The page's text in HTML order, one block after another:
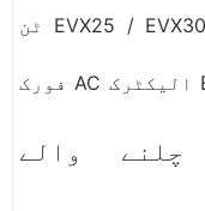
EVX25 / EVX30 / EVX35: 2.5 / 3.0 / 3.5 ٹن
EVX15 / EVX20: 1.5T / 2Ton الیکٹرک AC فورک
والے